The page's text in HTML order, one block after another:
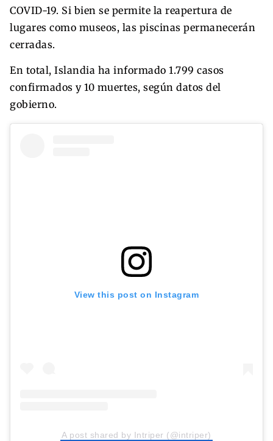
COVID-19. Si bien se permite la reapertura de
lugares como museos, las piscinas permanecerán
cerradas.
En total, Islandia ha informado 1.799 casos
confirmados y 10 muertes, según datos del
gobierno.
View this post on Instagram
A post shared by Intriper (@intriper)